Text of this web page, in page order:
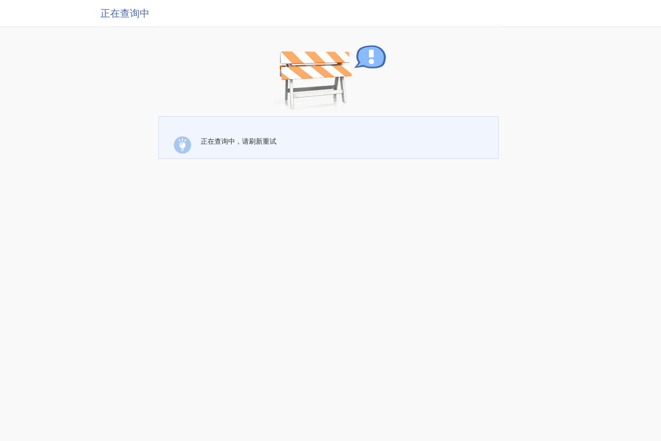
正在查询中
正在查询中，请刷新重试